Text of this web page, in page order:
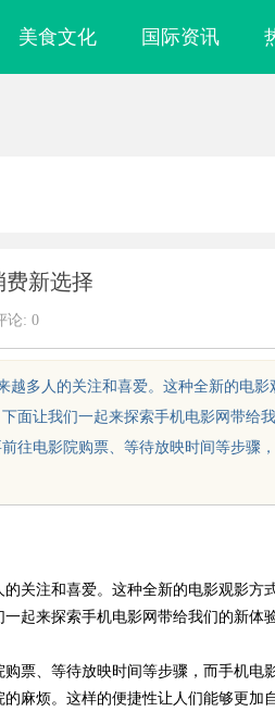
美食文化 国际资讯
新选择
论: 0
越多人的关注和喜爱。这种全新的电影
面让我们一起来探索手机电影网带给
往电影院购票、等待放映时间等步骤
关注和喜爱。这种全新的电影观影方
起来探索手机电影网带给我们的新体验
票、等待放映时间等步骤，而手机电
麻烦。这样的便捷性让人们能够更加
洗胃术虚